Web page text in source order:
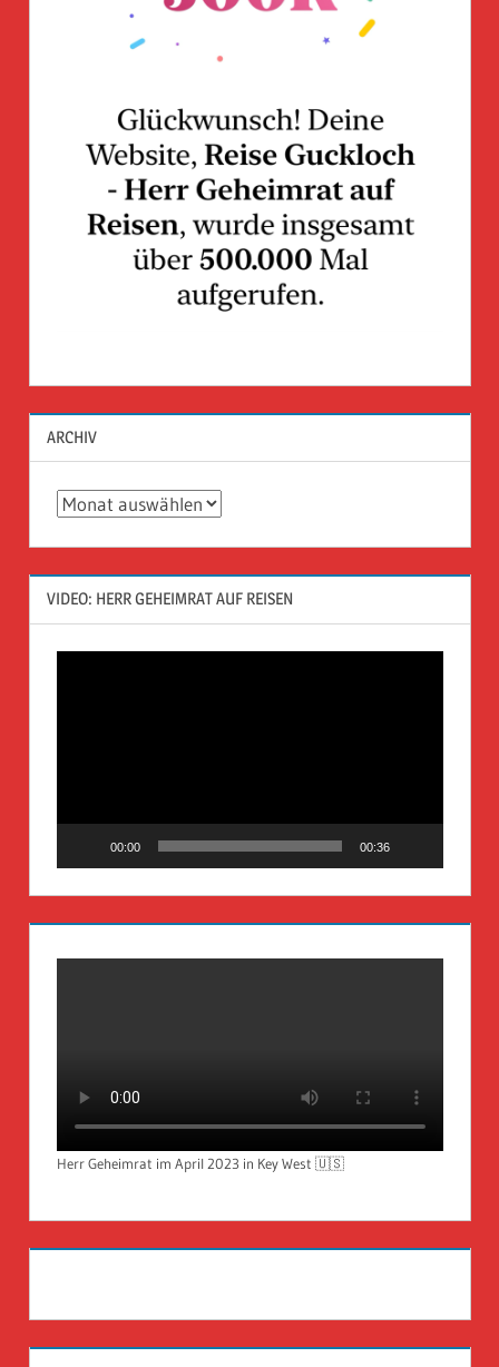
ARCHIV
Archiv
VIDEO: HERR GEHEIMRAT AUF REISEN
00:00 00:36
Herr Geheimrat im April 2023 in Key West 🇺🇸